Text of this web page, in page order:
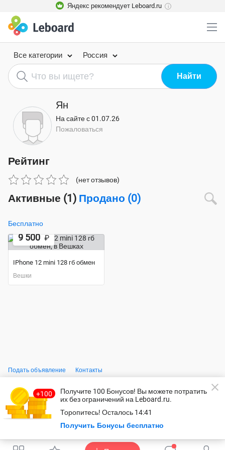
Яндекс рекомендует Leboard.ru i
Получите 100 Бонусов! Вы можете потратить
их без ограничений на Leboard.ru.
Торопитесь! Осталось 14:41
Получить Бонусы бесплатно
Все категории Россия
Ян
На сайте с 01.07.26
Пожаловаться
Рейтинг
(нет отзывов)
Активные (1) Продано (0)
Бесплатно
9 500 ₽
IPhone 12 mini 128 гб обмен
Вешки
Подать объявление Контакты
© Leboard.ru – безопасный сайт бесплатных объявлений.
Использование сайта, в том числе подача объявлений, означает
согласие спользовательским соглашением
конфидециальности.
Оплачивая услуги на сайте, вы принимаете